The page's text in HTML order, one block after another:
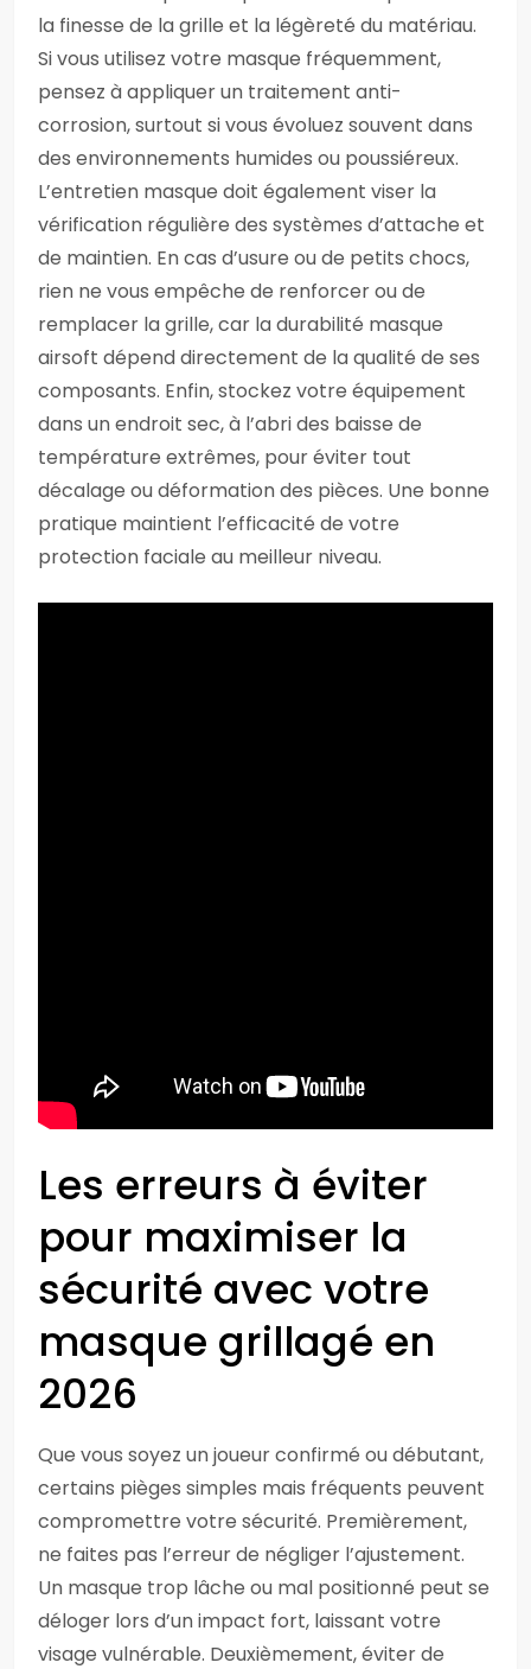
la finesse de la grille et la légèreté du matériau.
Si vous utilisez votre masque fréquemment,
pensez à appliquer un traitement anti-
corrosion, surtout si vous évoluez souvent dans
des environnements humides ou poussiéreux.
L’entretien masque doit également viser la
vérification régulière des systèmes d’attache et
de maintien. En cas d’usure ou de petits chocs,
rien ne vous empêche de renforcer ou de
remplacer la grille, car la durabilité masque
airsoft dépend directement de la qualité de ses
composants. Enfin, stockez votre équipement
dans un endroit sec, à l’abri des baisse de
température extrêmes, pour éviter tout
décalage ou déformation des pièces. Une bonne
pratique maintient l’efficacité de votre
protection faciale au meilleur niveau.
Les erreurs à éviter
pour maximiser la
sécurité avec votre
masque grillagé en
2026
Que vous soyez un joueur confirmé ou débutant,
certains pièges simples mais fréquents peuvent
compromettre votre sécurité. Premièrement,
ne faites pas l’erreur de négliger l’ajustement.
Un masque trop lâche ou mal positionné peut se
déloger lors d’un impact fort, laissant votre
visage vulnérable. Deuxièmement, éviter de